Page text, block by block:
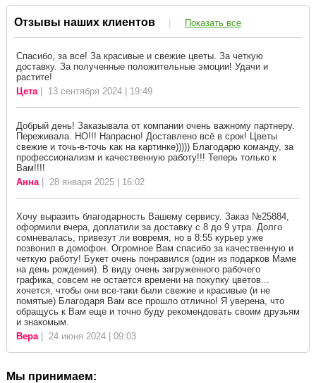
Отзывы наших клиентов | Показать все
Спасибо, за все! За красивые и свежие цветы. За четкую
доставку. За полученные положительные эмоции! Удачи и
растите!
Цета| 13 сентября 2024 | 19:49
Добрый день! Заказывала от компании очень важному партнеру.
Переживала. НО!!! Напрасно! Доставлено всё в срок! Цветы
свежие и точь-в-точь как на картинке))))) Благодарю команду, за
профессионализм и качественную работу!!! Теперь только к
Вам!!!!
Анна| 28 января 2025 | 16:02
Хочу выразить благодарность Вашему сервису. Заказ №25884,
оформили вчера, доплатили за доставку с 8 до 9 утра. Долго
сомневалась, привезут ли вовремя, но в 8:55 курьер уже
позвонил в домофон. Огромное Вам спасибо за качественную и
четкую работу! Букет очень понравился (один из подарков Маме
на день рождения). В виду очень загруженного рабочего
графика, совсем не остается времени на покупку цветов...
хочется, чтобы они все-таки были свежие и красивые (и не
помятые) Благодаря Вам все прошло отлично! Я уверена, что
обращусь к Вам еще и точно буду рекомендовать своим друзьям
и знакомым.
Вера| 24 июня 2024 | 09:03
Мы принимаем: